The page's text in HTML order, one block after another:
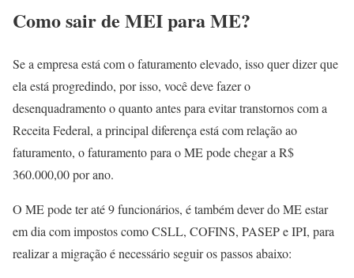
Como sair de MEI para ME?
Se a empresa está com o faturamento elevado, isso quer dizer que
ela está progredindo, por isso, você deve fazer o
desenquadramento o quanto antes para evitar transtornos com a
Receita Federal, a principal diferença está com relação ao
faturamento, o faturamento para o ME pode chegar a R$
360.000,00 por ano.
O ME pode ter até 9 funcionários, é também dever do ME estar
em dia com impostos como CSLL, COFINS, PASEP e IPI, para
realizar a migração é necessário seguir os passos abaixo: